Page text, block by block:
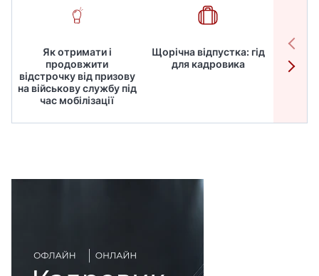
Як отримати і
продовжити
відстрочку від призову
на військову службу під
час мобілізації
Щорічна відпустка: гід
для кадровика